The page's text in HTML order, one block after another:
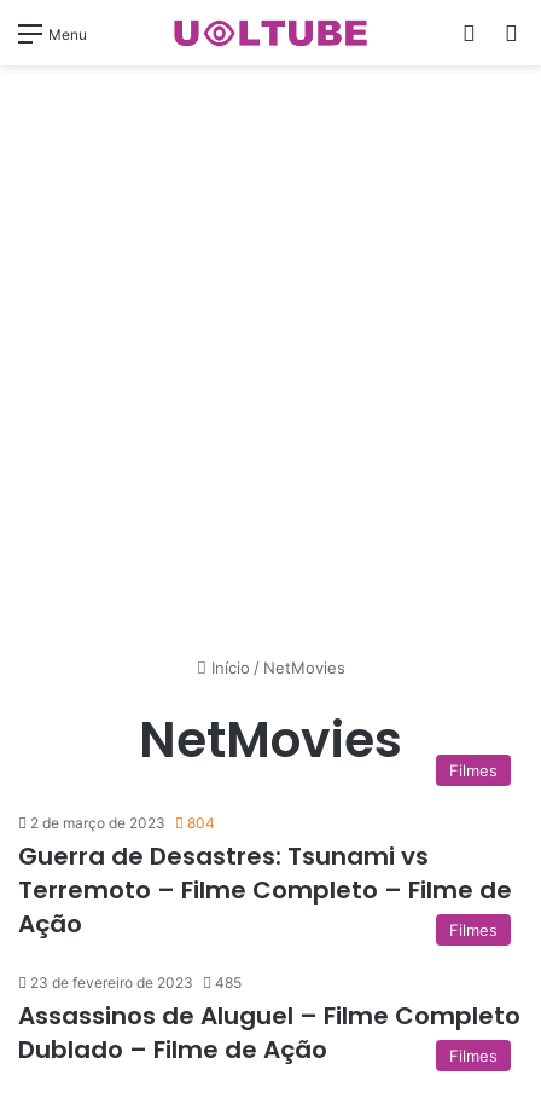
Menu
Início / NetMovies
NetMovies Filmes
2 de março de 2023 804
Guerra de Desastres: Tsunami vs
Terremoto – Filme Completo – Filme de
Ação
Filmes
23 de fevereiro de 2023 485
Assassinos de Aluguel – Filme Completo
Dublado – Filme de Ação
Filmes